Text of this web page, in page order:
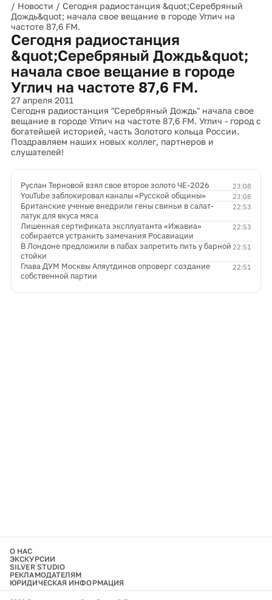
/ Новости / Сегодня радиостанция &quot;Серебряный
Дождь&quot; начала свое вещание в городе Углич на
частоте 87,6 FM.
Сегодня радиостанция
&quot;Серебряный Дождь&quot;
начала свое вещание в городе
Углич на частоте 87,6 FM.
27 апреля 2011
Сегодня радиостанция "Серебряный Дождь" начала свое
вещание в городе Углич на частоте 87,6 FM. Углич - город с
богатейшей историей, часть Золотого кольца России.
Поздравляем наших новых коллег, партнеров и
слушателей!
23:08
Руслан Терновой взял свое второе золото ЧЕ-2026
23:08
YouTube заблокировал каналы «Русской общины»
22:53
Британские ученые внедрили гены свиньи в салат-
латук для вкуса мяса
22:53
Лишенная сертификата эксплуатанта «Ижавиа»
собирается устранить замечания Росавиации
22:51
В Лондоне предложили в пабах запретить пить у барной
стойки
22:51
Глава ДУМ Москвы Аляутдинов опроверг создание
собственной партии
О НАС
ЭКСКУРСИИ
SILVER STUDIO
РЕКЛАМОДАТЕЛЯМ
ЮРИДИЧЕСКАЯ ИНФОРМАЦИЯ